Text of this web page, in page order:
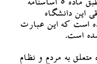
دانشگاه در نظر گرفته نشده است. طبق ماده ۵ اساسنامه
این دانشگاه
است که این عبارت
است.
متعلق به مردم و نظام